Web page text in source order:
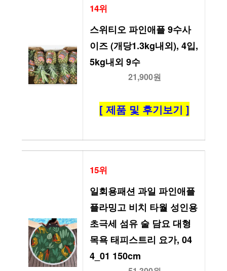
14위
스위티오 파인애플 9수사
이즈 (개당1.3kg내외), 4입,
5kg내외 9수
21,900원
[ 제품 및 후기보기 ]
15위
일회용패션 과일 파인애플
플라밍고 비치 타월 성인용
초극세 섬유 술 담요 대형
목욕 태피스트리 요가, 04
4_01 150cm